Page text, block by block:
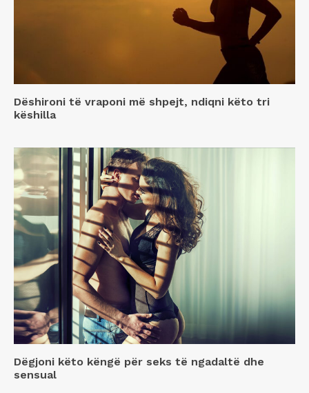
Dëshironi të vraponi më shpejt, ndiqni këto tri
këshilla
Dëgjoni këto këngë për seks të ngadaltë dhe
sensual